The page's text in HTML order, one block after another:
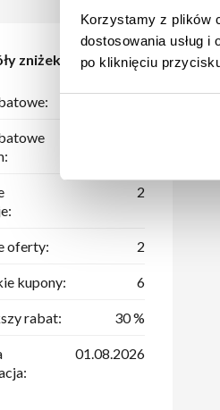
Korzystamy z plików
dostosowania usług
po kliknięciu
zniżek
2
oferty: 2
kupony: 6
rabat: 30 %
01.08.2026